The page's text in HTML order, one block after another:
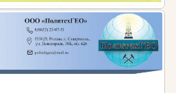
от 29.12.2012 № 273-ФЗ
Российской Федерации».
образованию OK 009-2016,
и эксплуатация